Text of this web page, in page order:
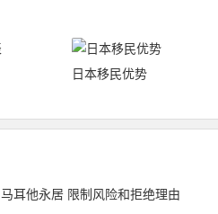
日本移民优势
马耳他永居 限制风险和拒绝理由